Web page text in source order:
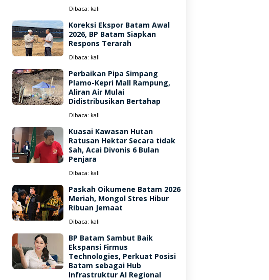
Dibaca: kali
Koreksi Ekspor Batam Awal
2026, BP Batam Siapkan
Respons Terarah
Dibaca: kali
Perbaikan Pipa Simpang
Plamo-Kepri Mall Rampung,
Aliran Air Mulai
Didistribusikan Bertahap
Dibaca: kali
Kuasai Kawasan Hutan
Ratusan Hektar Secara tidak
Sah, Acai Divonis 6 Bulan
Penjara
Dibaca: kali
Paskah Oikumene Batam 2026
Meriah, Mongol Stres Hibur
Ribuan Jemaat
Dibaca: kali
BP Batam Sambut Baik
Ekspansi Firmus
Technologies, Perkuat Posisi
Batam sebagai Hub
Infrastruktur AI Regional